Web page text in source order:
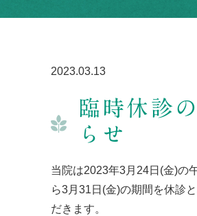
2023.03.13
臨時休診
らせ
当院は2023年3月24日(金)の
ら3月31日(金)の期間を休診
だきます。